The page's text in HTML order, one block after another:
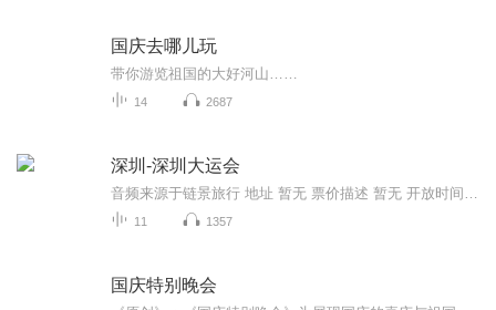
国庆去哪儿玩
带你游览祖国的大好河山……
14 2687
深圳-深圳大运会
11 1357
国庆特别晚会